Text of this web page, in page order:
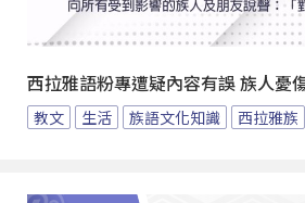
西拉雅語粉專遭疑內容有誤 族人憂
教文 生活 族語文化知識 西拉雅族